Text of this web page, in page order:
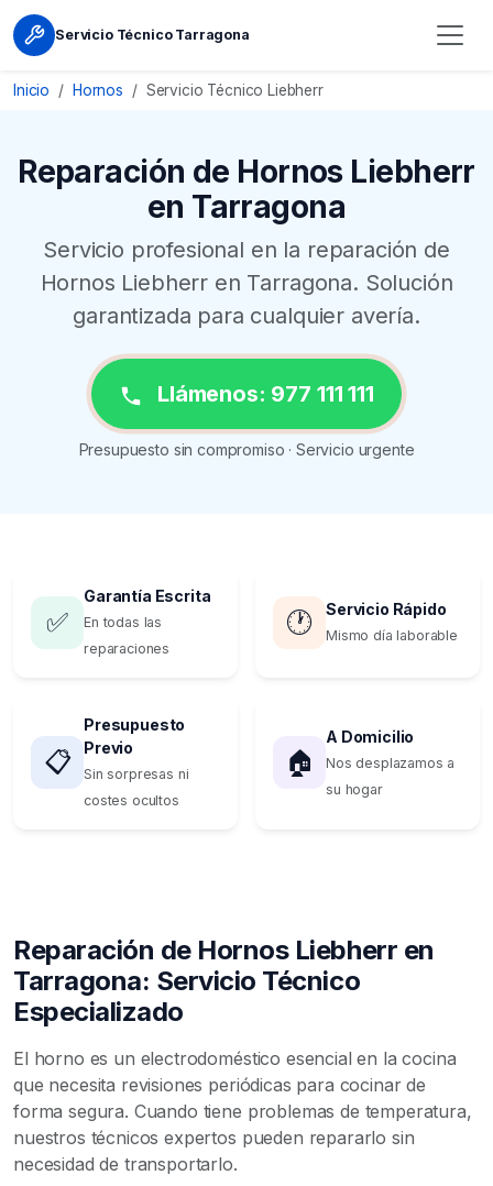
Servicio Técnico Tarragona
Inicio Hornos Servicio Técnico Liebherr
Reparación de Hornos Liebherr
en Tarragona
Servicio profesional en la reparación de
Hornos Liebherr en Tarragona. Solución
garantizada para cualquier avería.
Llámenos: 977 111 111
Presupuesto sin compromiso · Servicio urgente
✅
Garantía Escrita
En todas las
reparaciones
🕐 Servicio Rápido
Mismo día laborable
📋
Presupuesto
Previo
Sin sorpresas ni
costes ocultos
🏠
A Domicilio
Nos desplazamos a
su hogar
Reparación de Hornos Liebherr en
Tarragona: Servicio Técnico
Especializado
El horno es un electrodoméstico esencial en la cocina
que necesita revisiones periódicas para cocinar de
forma segura. Cuando tiene problemas de temperatura,
nuestros técnicos expertos pueden repararlo sin
necesidad de transportarlo.